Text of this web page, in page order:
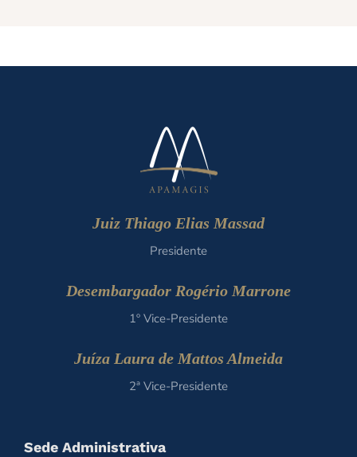
Juiz Thiago Elias Massad
Presidente
Desembargador Rogério Marrone
1º Vice-Presidente
Juíza Laura de Mattos Almeida
2ª Vice-Presidente
Sede Administrativa